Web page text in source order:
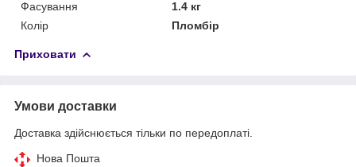
Фасування
1.4 кг
Колір
Пломбір
Приховати
Умови доставки
Доставка здійснюється тільки по передоплаті.
Нова Пошта